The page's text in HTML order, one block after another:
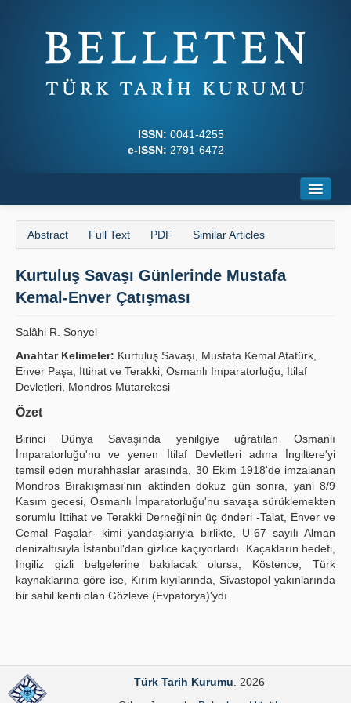
ISSN: 0041-4255
e-ISSN: 2791-6472
About
Journal Boards
Principles
Publication Policies
Contact Us
Abstract Full Text PDF Similar Articles
Kurtuluş Savaşı Günlerinde Mustafa
Kemal-Enver Çatışması
Salâhi R. Sonyel
Anahtar Kelimeler: Kurtuluş Savaşı, Mustafa Kemal Atatürk,
Enver Paşa, İttihat ve Terakki, Osmanlı İmparatorluğu, İtilaf
Devletleri, Mondros Mütarekesi
Özet
Birinci Dünya Savaşında yenilgiye uğratılan Osmanlı
İmparatorluğu'nu ve yenen İtilaf Devletleri adına İngiltere'yi
temsil eden murahhaslar arasında, 30 Ekim 1918'de imzalanan
Mondros Bırakışması'nın aktinden dokuz gün sonra, yani 8/9
Kasım gecesi, Osmanlı İmparatorluğu'nu savaşa sürüklemekten
sorumlu İttihat ve Terakki Derneği'nin üç önderi -Talat, Enver ve
Cemal Paşalar- kimi yandaşlarıyla birlikte, U-67 sayılı Alman
denizaltısıyla İstanbul'dan gizlice kaçıyorlardı. Kaçakların hedefi,
İngiliz gizli belgelerine bakılacak olursa, Köstence, Türk
kaynaklarına göre ise, Kırım kıyılarında, Sivastopol yakınlarında
bir sahil kenti olan Gözleve (Evpatorya)'ydı.
Türk Tarih Kurumu . 2026